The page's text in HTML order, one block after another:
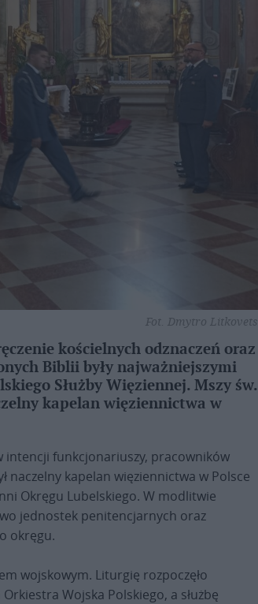
Fot. Dmytro Litkovets
kościelnych odznaczeń oraz
Biblii były najważniejszymi
Służby Więziennej. Mszy św.
kapelan więziennictwa w
intencji funkcjonariuszy, pracowników
naczelny kapelan więziennictwa w Polsce
Okręgu Lubelskiego. W modlitwie
jednostek penitencjarnych oraz
okręgu.
wojskowym. Liturgię rozpoczęło
Wojska Polskiego, a służbę